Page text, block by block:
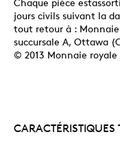
jours civils suivant la
tout retour à : Monnaie
succursale A, Ottawa
© 2013 Monnaie
CARACTÉRISTIQUES